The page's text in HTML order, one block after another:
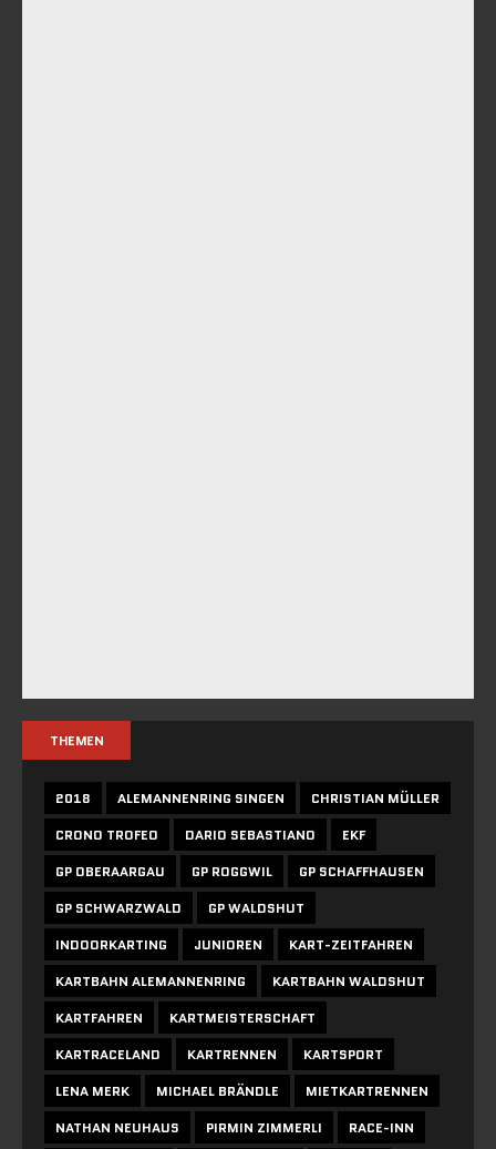
THEMEN
2018 ALEMANNENRING SINGEN
CHRISTIAN MÜLLER
CRONO TROFEO
DARIO SEBASTIANO
EKF
GP OBERAARGAU
GP ROGGWIL
GP SCHAFFHAUSEN
GP SCHWARZWALD
GP WALDSHUT
INDOORKARTING
JUNIOREN
KART-ZEITFAHREN
KARTBAHN ALEMANNENRING
KARTBAHN WALDSHUT
KARTFAHREN
KARTMEISTERSCHAFT
KARTRACELAND
KARTRENNEN
KARTSPORT
LENA MERK
MICHAEL BRÄNDLE
MIETKARTRENNEN
NATHAN NEUHAUS
PIRMIN ZIMMERLI RACE-INN